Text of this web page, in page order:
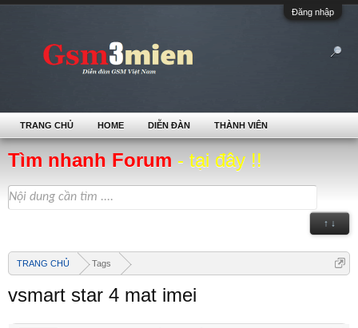
Đăng nhập
Tìm nhanh Forum - tại đây !!
↑ ↓
TRANG CHỦ Tags
vsmart star 4 mat imei
TRANG CHỦ HOME DIỄN ĐÀN THÀNH VIÊN